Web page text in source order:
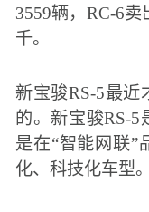
3559辆，RC-6
千。
新宝骏RS-5最
的。新宝骏RS-5
是在“智能网联”
化、科技化车型。